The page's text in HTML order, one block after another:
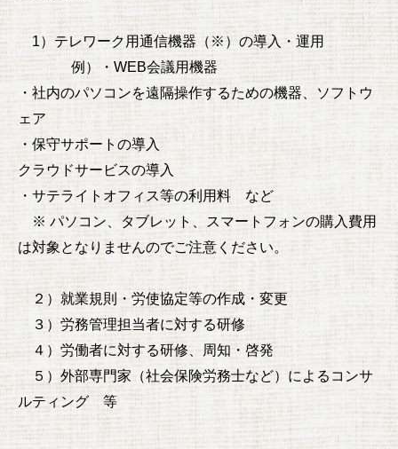
1）テレワーク用通信機器（※）の導入・運用
例）・WEB会議用機器
・社内のパソコンを遠隔操作するための機器、ソフトウ
ェア
・保守サポートの導入
クラウドサービスの導入
・サテライトオフィス等の利用料 など
※ パソコン、タブレット、スマートフォンの購入費用
は対象となりませんのでご注意ください。
２）就業規則・労使協定等の作成・変更
３）労務管理担当者に対する研修
４）労働者に対する研修、周知・啓発
５）外部専門家（社会保険労務士など）によるコンサ
ルティング 等